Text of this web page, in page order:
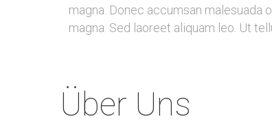
magna. Donec accumsan
magna. Sed laoreet aliquam leo. Ut
Über Uns